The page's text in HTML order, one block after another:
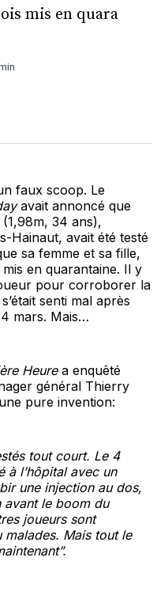
mis en quara
faux scoop. Le
avait annoncé que
(1,98m, 34 ans),
Hainaut, avait été testé
sa femme et sa fille,
en quarantaine. Il y
pour corroborer la
senti mal après
mars. Mais…
Heurea enquêté
général Thierry
pure invention:
tout court. Le 4
à l’hôpital avec un
une injection au dos,
avant le boom du
joueurs sont
malades. Mais tout le
.